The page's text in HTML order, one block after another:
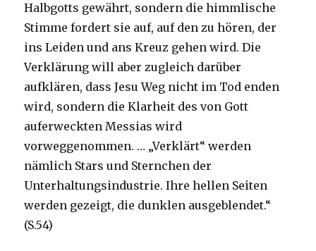
Halbgotts gewährt, sondern die himmlische
Stimme fordert sie auf, auf den zu hören, der
ins Leiden und ans Kreuz gehen wird. Die
Verklärung will aber zugleich darüber
aufklären, dass Jesu Weg nicht im Tod enden
wird, sondern die Klarheit des von Gott
auferweckten Messias wird
vorweggenommen. … „Verklärt“ werden
nämlich Stars und Sternchen der
Unterhaltungsindustrie. Ihre hellen Seiten
werden gezeigt, die dunklen ausgeblendet.“
(S.54)